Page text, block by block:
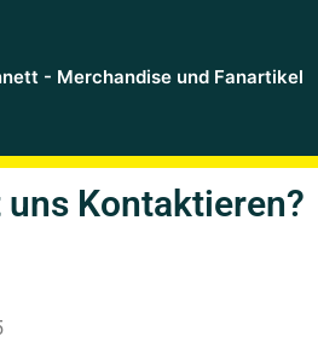
- Merchandise und Fanartikel
Kontaktieren?